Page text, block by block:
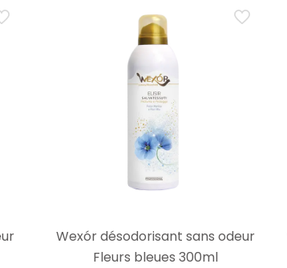
Wexór désodorisant sans odeur
Fleurs bleues 300ml